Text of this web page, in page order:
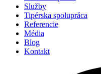
Služby
Tipérska spolupráca
Referencie
Média
Blog
Kontakt